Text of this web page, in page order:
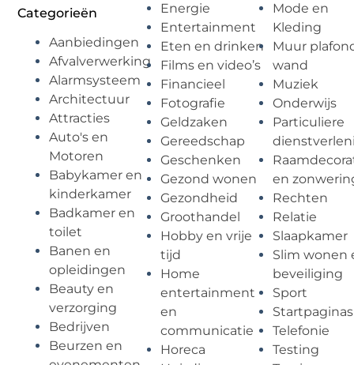
Categorieën
Aanbiedingen
Afvalverwerking
Alarmsysteem
Architectuur
Attracties
Auto's en
Motoren
Babykamer en
kinderkamer
Badkamer en
toilet
Banen en
opleidingen
Beauty en
verzorging
Bedrijven
Beurzen en
Energie
Entertainment
Eten en drinken
Films en video’s
Financieel
Fotografie
Geldzaken
Gereedschap
Geschenken
Gezond wonen
Gezondheid
Groothandel
Hobby en vrije
tijd
Home
entertainment
en
communicatie
Horeca
Mode en
Kleding
Muur
wand
Muziek
Onderwijs
Particuliere
en
Rechten
Relatie
Slaapkamer
Slim wonen
beveiliging
Sport
Startpaginas
Telefonie
Testing